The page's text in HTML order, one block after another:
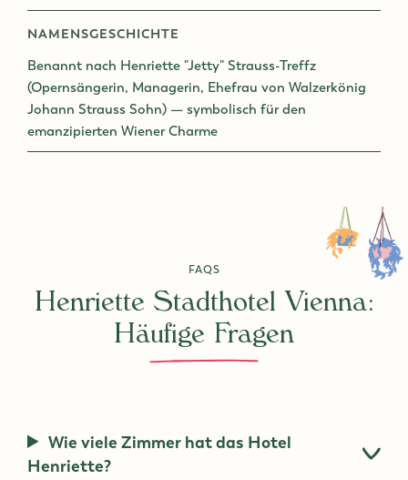
NAMENSGESCHICHTE
Benannt nach Henriette "Jetty" Strauss-Treffz
(Opernsängerin, Managerin, Ehefrau von Walzerkönig
Johann Strauss Sohn) — symbolisch für den
emanzipierten Wiener Charme
Henriette Stadthotel Vienna:
Häufige Fragen
FAQS
Wie viele Zimmer hat das Hotel
Henriette?